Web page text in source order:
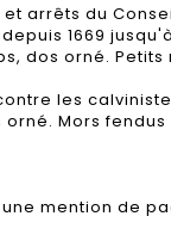
arrêts du
1669
dos orné.
les
Mors
mention de